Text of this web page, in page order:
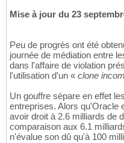
Mise à jour du 23
Peu de progrès ont été
journée de médiation entre
dans l'affaire de violation
l'utilisation d'un « clone
Un gouffre sépare en effet
entreprises. Alors qu'Oracle
avoir droit à 2.6 milliards de
comparaison aux 6.1
n'évalue son dû qu'à 100